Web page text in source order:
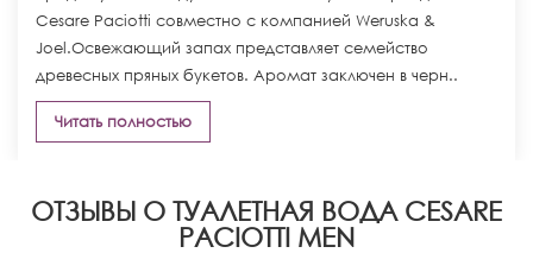
Cesare Paciotti совместно с компанией Weruska &
Joel.Освежающий запах представляет семейство
древесных пряных букетов. Аромат заключен в черн..
Читать полностью
ОТЗЫВЫ О ТУАЛЕТНАЯ ВОДА CESARE
PACIOTTI MEN